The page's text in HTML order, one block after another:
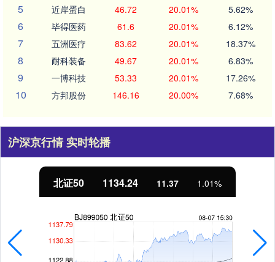
5 近岸蛋白 46.72 20.01% 5.62%
6 毕得医药 61.6 20.01% 6.12%
7 五洲医疗 83.62 20.01% 18.37%
8 耐科装备 49.67 20.01% 6.83%
9 一博科技 53.33 20.01% 17.26%
10 方邦股份 146.16 20.00% 7.68%
沪深京行情 实时轮播
北证50 1134.24 11.37 1.01%